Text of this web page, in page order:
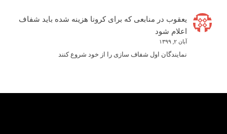
یعقوب در منابعی که برای کرونا هزینه شده باید شفاف
اعلام شود
آبان ۲, ۱۳۹۹
نمایندگان اول شفاف سازی را از خود شروع کنند